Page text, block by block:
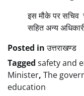
इस मौके पर सचिव
सहित अन्य
Posted inउत्तराखण्ड
Tagged safety and
Minister, The
education